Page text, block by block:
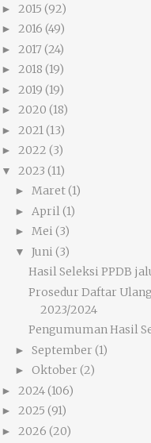
► 2015 (92)
► 2016 (49)
► 2017 (24)
► 2018 (19)
► 2019 (19)
► 2020 (18)
► 2021(13)
► 2022 (3)
▼ 2023 (11)
► Maret(1)
► April(1)
► Mei (3)
▼ Juni (3)
Hasil Seleksi PPDB
Prosedur Daftar Ulang
2023/2024
Pengumuman Hasil
► September (1)
► Oktober (2)
► 2024(106)
► 2025 (91)
► 2026 (20)